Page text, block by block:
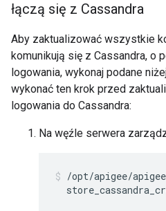
łączą się z Cassandra
Aby zaktualizować wszystkie
komunikują się z Cassandra, o
logowania, wykonaj podane
wykonać ten krok przed
logowania do Cassandra:
Na węźle serwera
/opt/apigee/